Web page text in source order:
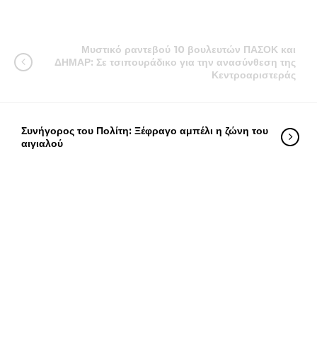
Μυστικό ραντεβού 10 βουλευτών ΠΑΣΟΚ και
ΔΗΜΑΡ: Σε τσιπουράδικο για την ανασύνθεση της
Κεντροαριστεράς
Συνήγορος του Πολίτη: Ξέφραγο αμπέλι η ζώνη του
αιγιαλού